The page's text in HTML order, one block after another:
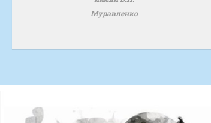
Муравленко